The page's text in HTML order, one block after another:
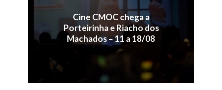
Cine CMOC chega a
Porteirinha e Riacho dos
Machados – 11 a 18/08